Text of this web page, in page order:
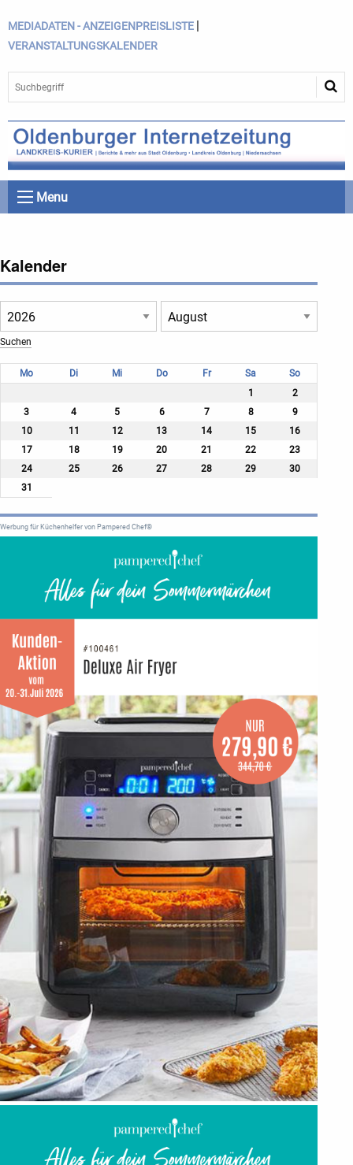
MEDIADATEN - ANZEIGENPREISLISTE |
VERANSTALTUNGSKALENDER
Menu
Kalender
Mo Di Mi Do Fr Sa
So
1
2
3
4 5 6 7 8
9
10
11 12 13 14 15
16
17
18 19 20 21 22
23
24
25 26 27 28 29
30
31
Werbung für Küchenhelfer von Pampered Chef®